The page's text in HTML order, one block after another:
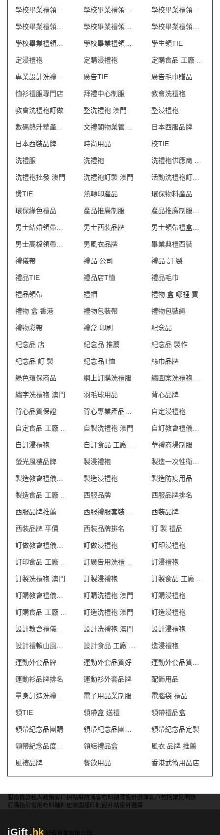
學校畢業禮領呔團體訂做
學校畢業禮領帶印製
學校畢業禮領帶訂造 學生領TIE
定浸禮袍 定購浸禮袍
廣告TIE 廣告毛巾贈品
恤衫禮服專門店 拜禮中心制服 教會洗禮袍
教會洗禮袍訂做 整洗禮袍 澳門 整浸禮袍
文禮閣物業管理會所制服 日本西服品牌
日本西裝品牌 時尚用品 校TIE
洗禮服 洗禮袍
洗禮袍批發 澳門 洗禮袍訂製 澳門
煲TIE 熱轉印產品 環保物料產品
環保綠色禮品 產品推廣制服
男士西裝品牌
男風衣品牌 畢業典禮西裝
禮儀帶 禮品 公司 禮品 訂 製
禮品TIE 禮品店T恤 禮品毛巾
禮品領帶 禮帽 禮物 盒 哪裡 買
禮物 盒 香港 禮物包裝帶 禮物包裝繩
禮物彩帶 禮盒 印刷 紀念品
紀念品 店 紀念品 推薦 紀念品 製作
紀念品 訂 製 紀念品T恤 絲巾品牌
綠色環保商品 網上訂購洗禮服
繡字洗禮袍 澳門 羽毛球用品 背心品牌
背心品質保證 自定浸禮袍
自製洗禮袍 澳門
自訂浸禮袍 華禮商場制服
螢光風褸品牌 製浸禮袍
製造浸禮袍 製造防疫用品
西服品牌 西服品牌排名
西服品牌推薦 西服禮服套裝度身訂造 西裝品牌
西裝品牌 平價 西裝品牌排名 訂 製 禮品
訂做浸禮袍 訂印浸禮袍
訂廣告用洗禮袍 澳門 訂浸禮袍
訂製洗禮袍 澳門 訂製浸禮袍
訂購洗禮袍 澳門 訂購浸禮袍
訂造洗禮袍 澳門 訂造浸禮袍
設計洗禮袍 澳門 設計浸禮袍
造浸禮袍
運動外套品牌 運動外套品質好
運動衫品牌排名 運動衫外套品牌 配飾用品
電子用品業制服 電腦袋 禮品
領TIE 領帶盒 送禮 領帶禮品盒
領帶紀念品團購 領帶紀念品定製
領結禮品盒 風衣 品牌 推薦
風褸品牌 餐飲用品 香港武術用品店
服務條款私人政策客戶 網站導航博客布料總匯設計選擇客戶包括常見問題
訂購指引 常用布料輔料包裝 圖樣印制 設計站設計選擇
iGift.hk 軒龍實業有限公司